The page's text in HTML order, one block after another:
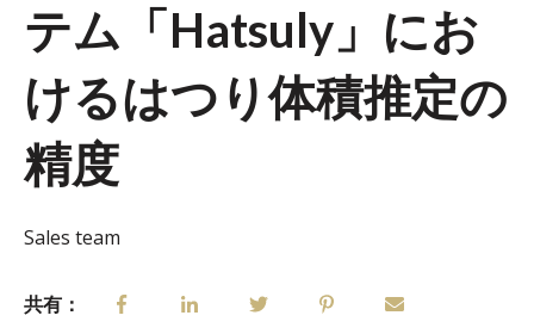
テム「Hatsuly」にお
けるはつり体積推定の
精度
Sales team
共有：